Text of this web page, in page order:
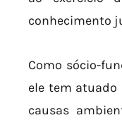
conhecimento
Como sócio-
ele tem
causas